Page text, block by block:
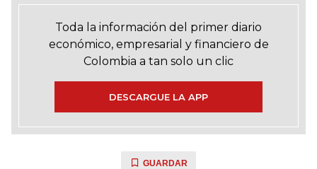
Toda la información del primer diario
económico, empresarial y financiero de
Colombia a tan solo un clic
DESCARGUE LA APP
GUARDAR